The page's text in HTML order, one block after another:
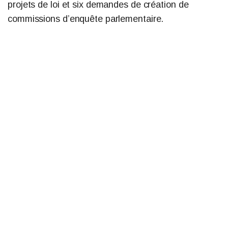
projets de loi et six demandes de création de
commissions d’enquête parlementaire.